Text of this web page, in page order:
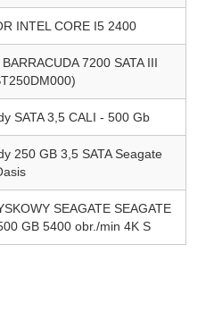
INTEL CORE I5 2400
7200 SATA III
SATA 3,5 CALI - 500 Gb
250 GB 3,5 SATA Seagate
SEAGATE SEAGATE
GB 5400 obr./min 4K S